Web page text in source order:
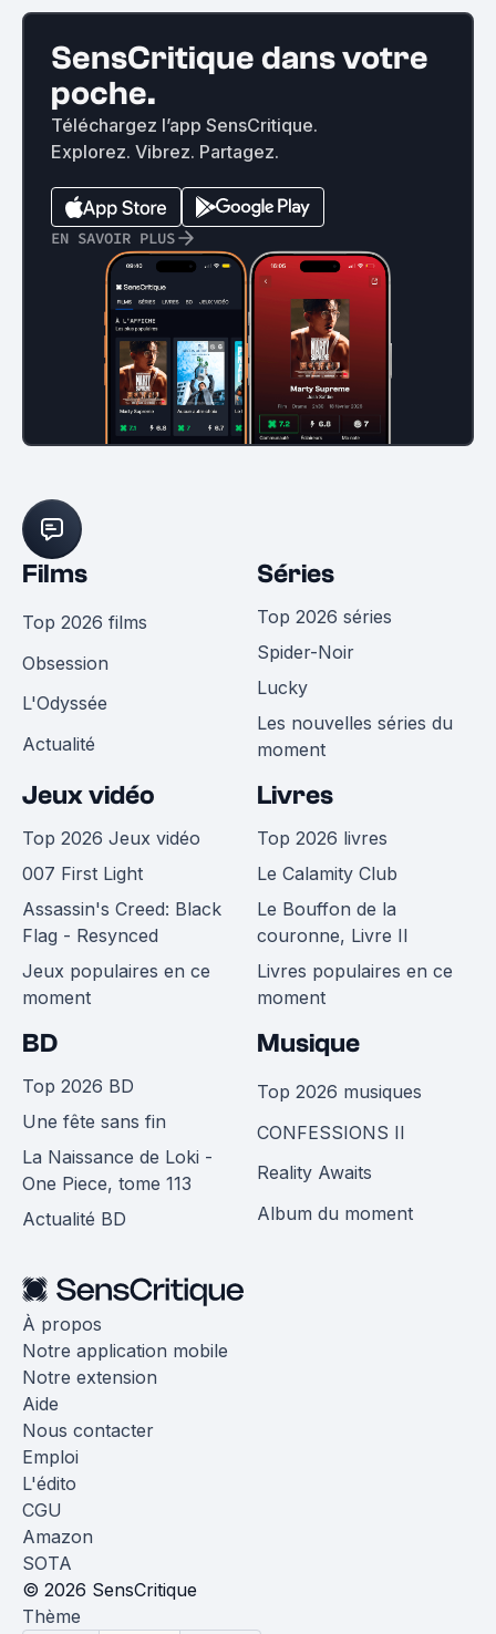
SensCritique dans votre
poche.
Téléchargez l’app SensCritique.
Explorez. Vibrez. Partagez.
EN SAVOIR PLUS
Films
Top 2026 films
Obsession
L'Odyssée
Actualité
Séries
Top 2026 séries
Spider-Noir
Lucky
Les nouvelles séries du
moment
Jeux vidéo
Top 2026 Jeux vidéo
007 First Light
Assassin's Creed: Black
Flag - Resynced
Jeux populaires en ce
moment
Livres
Top 2026 livres
Le Calamity Club
Le Bouffon de la
couronne, Livre II
Livres populaires en ce
moment
BD
Top 2026 BD
Une fête sans fin
La Naissance de Loki -
One Piece, tome 113
Actualité BD
Musique
Top 2026 musiques
CONFESSIONS II
Reality Awaits
Album du moment
À propos
Notre application mobile
Notre extension
Aide
Nous contacter
Emploi
L'édito
CGU
Amazon
SOTA
© 2026 SensCritique
Thème